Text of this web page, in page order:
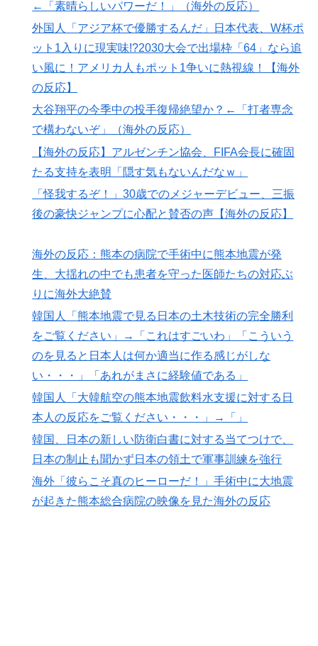
▶
海外「海外発祥なのに、今では日本で定着してるものっ
て何？その逆も教えて！」（海外の反応）
▶
韓国人「フランスの有力紙も大韓サッカー協会前代未聞
の不祥事を詳細に報道！」→「国際的スキャンダルに発
展してしまう‥」
▶ 韓国人「過去のW杯で韓国代表がドーピング検査をすり
抜けるように注射していたものがこちら…」→「恥ずか
▶
ぺこぱ松蔭寺「みんな右とか左とか拘りすぎ。思想関係
▶
海外の反応：熊本の病院で手術中に熊本地震が発生、大
▶
大地震が起きても手術をやり遂げる日本の医療チーム、
海外でも凄すぎると絶賛
▶
「1個9,983キロカロリー、成人が4〜5日かけて食べる
量」店名は『心臓発作グリル』、そこで本当に心臓発作
が起きた日
ト1入りに現実味!?2030大会で出場枠「64」なら追い風
に！アメリカ人もポット1争いに熱視線！【海外の反
応】
←「素晴らしいパワーだ！」（海外の反応）
外国人「アジア杯で優勝するんだ」日本代表、W杯ポ
ット1入りに現実味!?2030大会で出場枠「64」なら追
い風に！アメリカ人もポット1争いに熱視線！【海外
の反応】
大谷翔平の今季中の投手復帰絶望か？←「打者専念
で構わないぞ」（海外の反応）
【海外の反応】アルゼンチン協会、FIFA会長に確固
たる支持を表明「隠す気もないんだなｗ」
「怪我するぞ！」30歳でのメジャーデビュー、三振
後の豪快ジャンプに心配と賛否の声【海外の反応】
海外の反応：熊本の病院で手術中に熊本地震が発
生、大揺れの中でも患者を守った医師たちの対応ぶ
りに海外大絶賛
韓国人「熊本地震で見る日本の土木技術の完全勝利
をご覧ください」→「これはすごいわ」「こういう
のを見ると日本人は何か適当に作る感じがしな
い・・・」「あれがまさに経験値である」
韓国人「大韓航空の熊本地震飲料水支援に対する日
本人の反応をご覧ください・・・」→「」
韓国、日本の新しい防衛白書に対する当てつけで、
日本の制止も聞かず日本の領土で軍事訓練を強行
海外「彼らこそ真のヒーローだ！」手術中に大地震
が起きた熊本総合病院の映像を見た海外の反応